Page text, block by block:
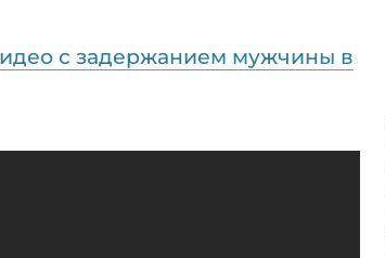
с задержанием мужчины в